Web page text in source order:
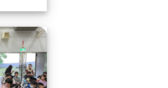
113.1.17中年級營養教育(